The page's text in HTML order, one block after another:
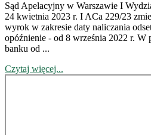
Sąd Apelacyjny w Warszawie I
24 kwietnia 2023 r. I ACa 229/23
wyrok w zakresie daty naliczania
opóźnienie - od 8 września 2022 r. W
banku od ...
Czytaj więcej...